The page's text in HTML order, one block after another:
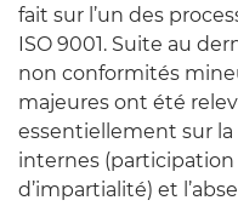
fait sur l’un des
ISO 9001. Suite au
non conformités
majeures ont été
essentiellement sur
internes
d’impartialité) et